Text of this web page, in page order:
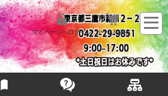
マイページへログイン カートをみる